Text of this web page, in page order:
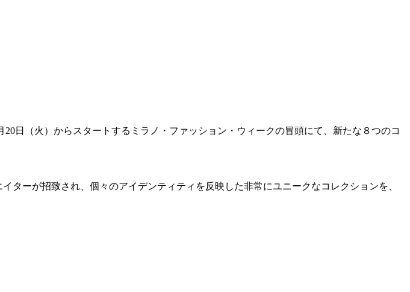
日（火）からスタートするミラノ・ファッション・ウィークの冒頭にて、新たな８つのコ
ターが招致され、個々のアイデンティティを反映した非常にユニークなコレクションを、